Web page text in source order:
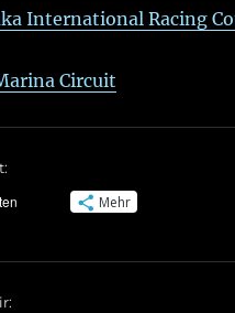
International Racing
Circuit
Mehr